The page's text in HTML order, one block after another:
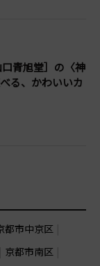
口青旭堂］の〈神
る、かわいいカ
都市中京区
京都市南区